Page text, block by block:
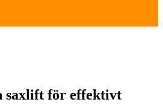
saxlift för effektivt